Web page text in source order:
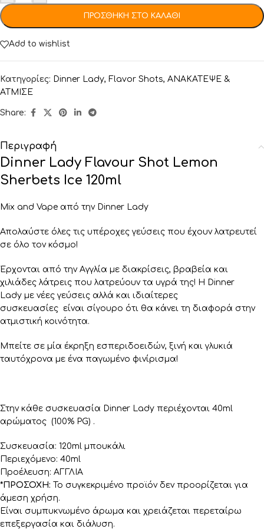
ΠΡΟΣΘΉΚΗ ΣΤΟ ΚΑΛΆΘΙ
Add to wishlist
Κατηγορίες: Dinner Lady, Flavor Shots, ΑΝΑΚΑΤΕΨΕ &
ΑΤΜΙΣΕ
Share:
Περιγραφή
Dinner Lady Flavour Shot Lemon
Sherbets Ice 120ml
Mix and Vape από την Dinner Lady
Απολαύστε όλες τις υπέροχες γεύσεις που έχουν λατρευτεί
σε όλο τον κόσμο!
Έρχονται από την Αγγλία με διακρίσεις, βραβεία και
χιλιάδες λάτρεις που λατρεύουν τα υγρά της! Η Dinner
Lady με νέες γεύσεις αλλά και ιδιαίτερες
συσκευασίες είναι σίγουρο ότι θα κάνει τη διαφορά στην
ατμιστική κοινότητα.
Μπείτε σε μία έκρηξη εσπεριδοειδών, ξινή και γλυκιά
ταυτόχρονα με ένα παγωμένο φινίρισμα!
Στην κάθε συσκευασία Dinner Lady περιέχονται 40ml
αρώματος (100% PG) .
Συσκευασία: 120ml μπουκάλι
Περιεχόμενο: 40ml
Προέλευση: ΑΓΓΛΙΑ
*ΠΡΟΣΟΧΗ: Το συγκεκριμένο προϊόν δεν προορίζεται για
άμεση χρήση.
Είναι συμπυκνωμένο άρωμα και χρειάζεται περεταίρω
επεξεργασία και διάλυση.